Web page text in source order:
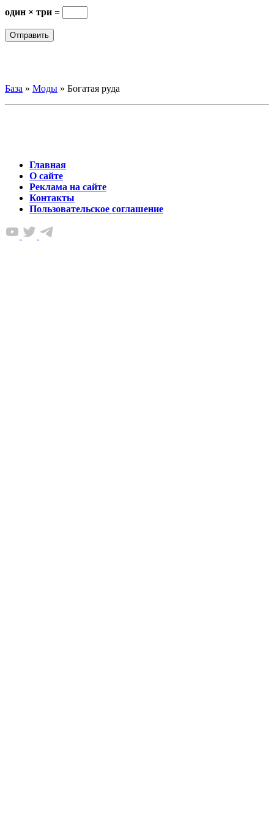
один × три =
База » Моды » Богатая руда
Главная
О сайте
Реклама на сайте
Контакты
Пользовательское соглашение